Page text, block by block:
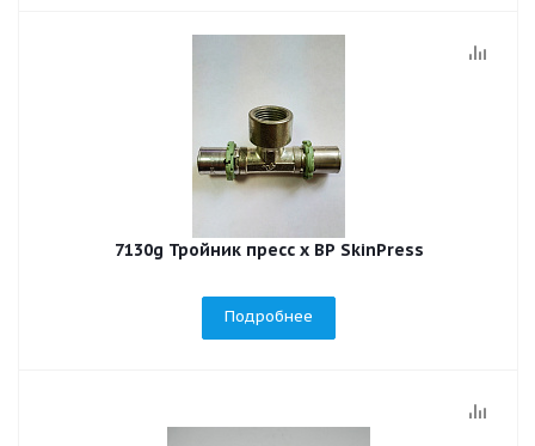
7130g Тройник пресс x BP SkinPress
Подробнее